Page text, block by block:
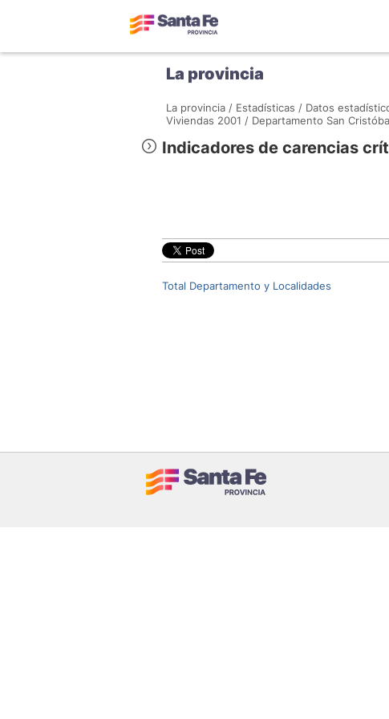
La provincia
La provincia / Estadísticas / Datos
Viviendas 2001 / Departamento San
Indicadores de carencias
Total Departamento y Localidades